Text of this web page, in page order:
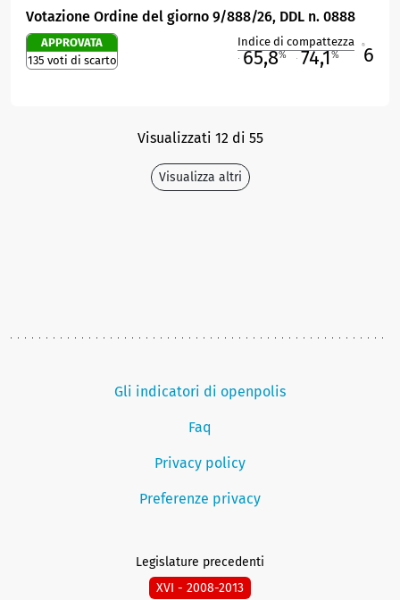
Votazione Ordine del giorno 9/888/26, DDL n. 0888
APPROVATA
135 voti di scarto
Indice di compattezza
65,8% 74,1% 6
Visualizzati 12 di 55
Visualizza altri
Gli indicatori di openpolis
Faq
Privacy policy
Preferenze privacy
Legislature precedenti
XVI - 2008-2013